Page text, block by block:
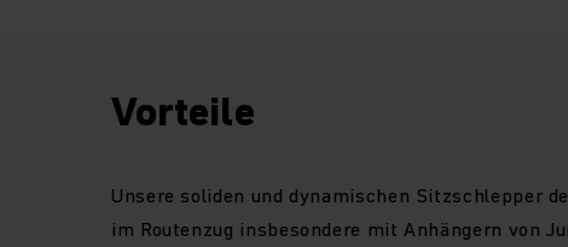
Vorteile
Unsere soliden und dynamischen Sitzschlepper
im Routenzug insbesondere mit Anhängern von